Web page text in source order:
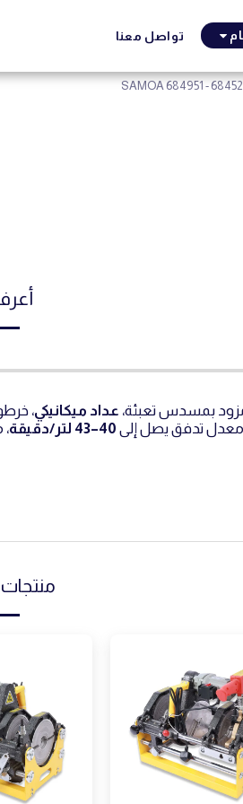
تواصل معنا
بمسدس تعبئة، عداد ميكانيكي،
معدل تدفق يصل إلى 40–43 لتر/دقيقة ،